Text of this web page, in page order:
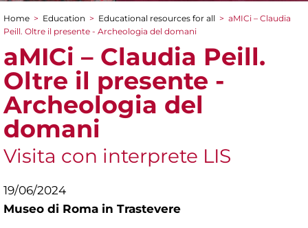
You are here
Home > Education > Educational resources for all > aMICi – Claudia
Peill. Oltre il presente - Archeologia del domani
aMICi – Claudia Peill.
Oltre il presente -
Archeologia del
domani
Visita con interprete LIS
19/06/2024
Museo di Roma in Trastevere